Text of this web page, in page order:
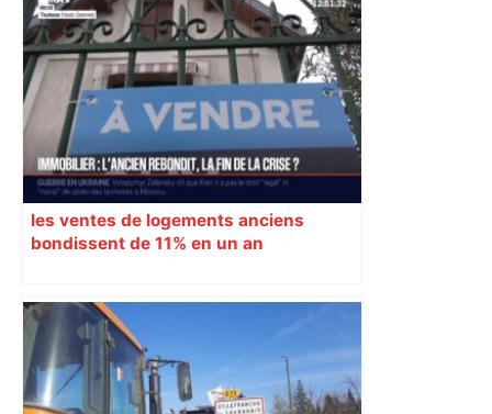
Top 14: comment Perpignan a une
nouvelle fois fait tomber Toulouse? –
RMC Sport
les ventes de logements anciens
bondissent de 11% en un an